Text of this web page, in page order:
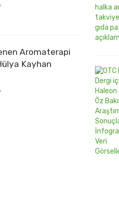
Aromaterapi
Kayhan